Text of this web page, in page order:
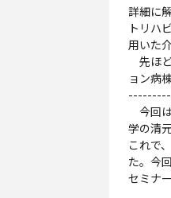
詳細に
トリハ
用いた
先ほ
ョン病
今回
学の清
これで
た。今
セミナ